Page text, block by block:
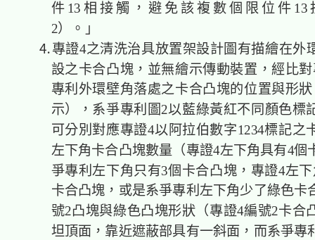
件13相接觸，避免該複數個限位件13
2）。」
⒋專證4之清洗治具放置架設計圖有描繪在外
設之卡合凸塊，並無繪示傳動裝置，經比
專利外環壁角落處之卡合凸塊的位置與形
示），系爭專利圖2以藍綠黃紅不同顏色標
可分別對應專證4以阿拉伯數字1234標記之
左下角卡合凸塊數量（專證4左下角具有4個
爭專利左下角只有3個卡合凸塊，專證4左
卡合凸塊，或是系爭專利左下角少了綠色卡
號2凸塊與綠色凸塊形狀（專證4編號2卡合
坦頂面，靠近遮蔽部具有一斜面，而系爭專